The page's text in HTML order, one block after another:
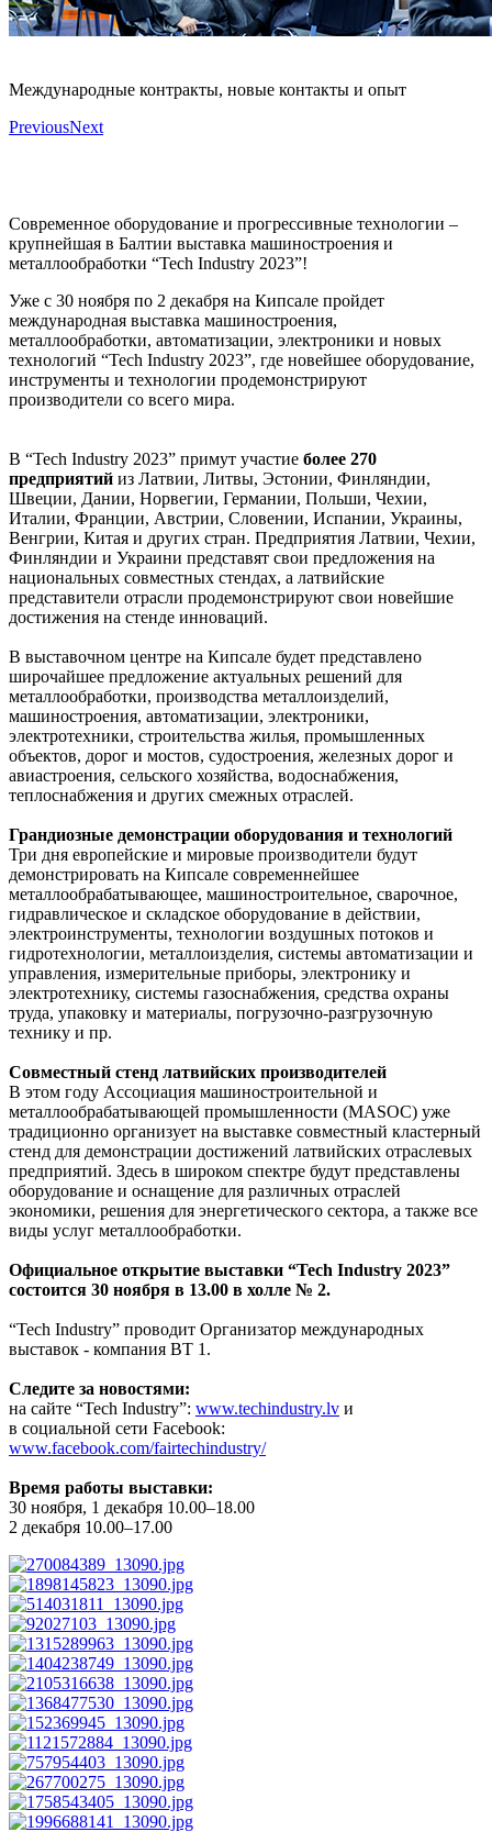
Международные контракты, новые контакты и опыт
PreviousNext
Современное оборудование и прогрессивные технологии –
крупнейшая в Балтии выставка машиностроения и
металлообработки “Tech Industry 2023”!
Уже с 30 ноября по 2 декабря на Кипсале пройдет
международная выставка машиностроения,
металлообработки, автоматизации, электроники и новых
технологий “Tech Industry 2023”, где новейшее оборудование,
инструменты и технологии продемонстрируют
производители со всего мира.
В “Tech Industry 2023” примут участие более 270
предприятий из Латвии, Литвы, Эстонии, Финляндии,
Швеции, Дании, Норвегии, Германии, Польши, Чехии,
Италии, Франции, Австрии, Словении, Испании, Украины,
Венгрии, Китая и других стран. Предприятия Латвии, Чехии,
Финляндии и Украини представят свои предложения на
национальных совместных стендах, а латвийские
представители отрасли продемонстрируют свои новейшие
достижения на стенде инноваций.
В выставочном центре на Кипсале будет представлено
широчайшее предложение актуальных решений для
металлообработки, производства металлоизделий,
машиностроения, автоматизации, электроники,
электротехники, строительства жилья, промышленных
объектов, дорог и мостов, судостроения, железных дорог и
авиастроения, сельского хозяйства, водоснабжения,
теплоснабжения и других смежных отраслей.
Грандиозные демонстрации оборудования и технологий
Три дня европейские и мировые производители будут
демонстрировать на Кипсале современнейшее
металлообрабатывающее, машиностроительное, сварочное,
гидравлическое и складское оборудование в действии,
электроинструменты, технологии воздушных потоков и
гидротехнологии, металлоизделия, системы автоматизации и
управления, измерительные приборы, электронику и
электротехнику, системы газоснабжения, средства охраны
труда, упаковку и материалы, погрузочно-разгрузочную
технику и пр.
Совместный стенд латвийских производителей
В этом году Ассоциация машиностроительной и
металлообрабатывающей промышленности (MASOC) уже
традиционно организует на выставке совместный кластерный
стенд для демонстрации достижений латвийских отраслевых
предприятий. Здесь в широком спектре будут представлены
оборудование и оснащение для различных отраслей
экономики, решения для энергетического сектора, а также все
виды услуг металлообработки.
Официальное открытие выставки “Tech Industry 2023”
состоится 30 ноября в 13.00 в холле № 2.
“Tech Industry” проводит Организатор международных
выставок - компания ВТ 1.
Следите за новостями:
на сайте “Tech Industry”: www.techindustry.lv и
в социальной сети Facebook:
www.facebook.com/fairtechindustry/
Время работы выставки:
30 ноября, 1 декабря 10.00–18.00
2 декабря 10.00–17.00